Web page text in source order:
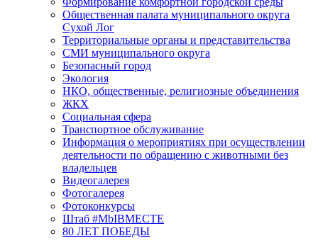
Общественная палата муниципального округа
Сухой Лог
Территориальные органы и представительства
СМИ муниципального округа
Безопасный город
Экология
НКО, общественные, религиозные объединения
ЖКХ
Социальная сфера
Транспортное обслуживание
Информация о мероприятиях при осуществлении
деятельности по обращению с животными без
владельцев
Видеогалерея
Фотогалерея
Фотоконкурсы
Штаб #MbIBMECTE
80 ЛЕТ ПОБЕДЫ